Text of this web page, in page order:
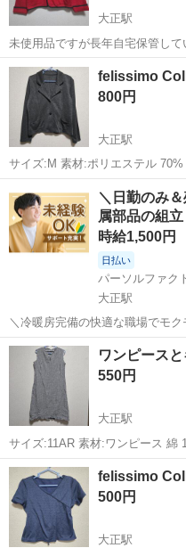
大正駅
未使用品ですが長年自宅保管して
いませ。
大阪 大阪市
felissimo
800円
大正駅
サイズ:M 素材:ポリエステル 70% レーヨン 30% 中古品ですので
神経質な方はご遠慮くださいませ
大正駅
＼日勤のみ
属部品の組立
時給1,500円
日払い
パーソルファク
大正駅
＼冷暖房完備の快適な職場でモ
された金属部品の組立作業☆電
品が中心なので、身体への負担
安心！手順書に沿った作業で専門
大阪 大阪市 大正駅
ワンピース
550円
大正駅
サイズ:11AR 素材:ワンピース 綿 100% キャミソール ポ
ル 100% 中古品ですので神
大阪 大阪市
felissimo
500円
大正駅